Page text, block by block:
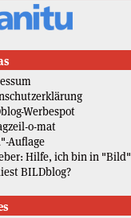
Werbespot
o-mat
Auflage
Hilfe, ich bin in "Bild"
BILDblog?